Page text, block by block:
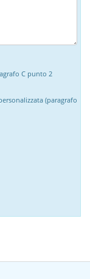
C punto 2
(paragrafo